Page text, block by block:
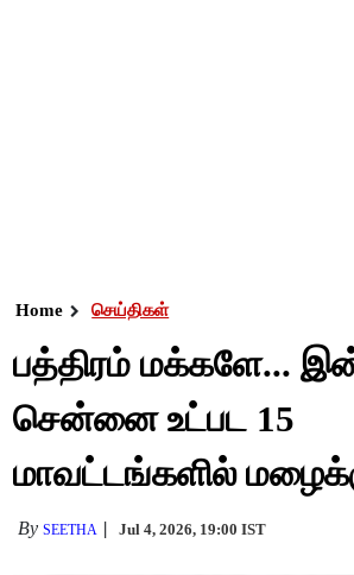
Home செய்திகள்
பத்திரம் மக்களே...
சென்னை உட்பட 15
மாவட்டங்களில்
BySEETHA Jul 4, 2026, 19:00 IST